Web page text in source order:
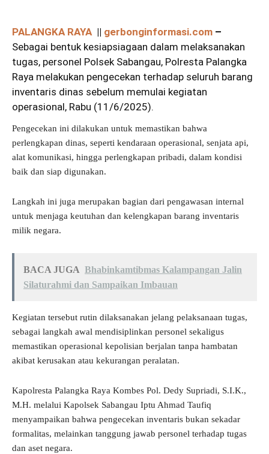
PALANGKA RAYA || gerbonginformasi.com –
Sebagai bentuk kesiapsiagaan dalam melaksanakan
tugas, personel Polsek Sabangau, Polresta Palangka
Raya melakukan pengecekan terhadap seluruh barang
inventaris dinas sebelum memulai kegiatan
operasional, Rabu (11/6/2025).
Pengecekan ini dilakukan untuk memastikan bahwa
perlengkapan dinas, seperti kendaraan operasional, senjata api,
alat komunikasi, hingga perlengkapan pribadi, dalam kondisi
baik dan siap digunakan.
Langkah ini juga merupakan bagian dari pengawasan internal
untuk menjaga keutuhan dan kelengkapan barang inventaris
milik negara.
BACA JUGA Bhabinkamtibmas Kalampangan Jalin
Silaturahmi dan Sampaikan Imbauan
Kegiatan tersebut rutin dilaksanakan jelang pelaksanaan tugas,
sebagai langkah awal mendisiplinkan personel sekaligus
memastikan operasional kepolisian berjalan tanpa hambatan
akibat kerusakan atau kekurangan peralatan.
Kapolresta Palangka Raya Kombes Pol. Dedy Supriadi, S.I.K.,
M.H. melalui Kapolsek Sabangau Iptu Ahmad Taufiq
menyampaikan bahwa pengecekan inventaris bukan sekadar
formalitas, melainkan tanggung jawab personel terhadap tugas
dan aset negara.